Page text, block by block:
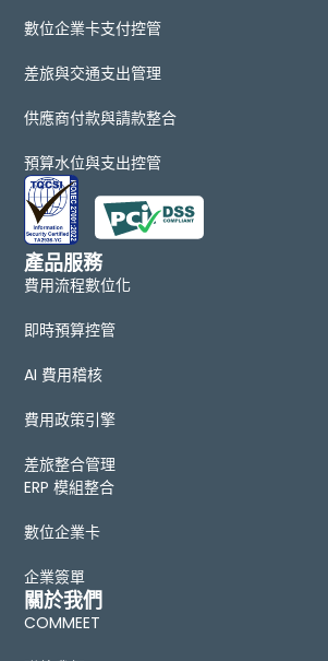
數位企業卡支付控管
差旅與交通支出管理
供應商付款與請款整合
預算水位與支出控管
產品服務
費用流程數位化
即時預算控管
AI 費用稽核
費用政策引擎
差旅整合管理
ERP 模組整合
數位企業卡
企業簽單
關於我們
COMMEET